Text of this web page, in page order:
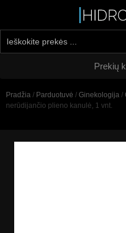
Prekių
Pradžia / Parduotuvė / Ginekologija /
nerūdijančio plieno kanulė, 1 vnt.